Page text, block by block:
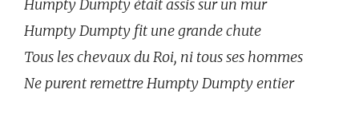
Humpty Dumpty était assis sur un mur
Humpty Dumpty fit une grande chute
Tous les chevaux du Roi, ni tous ses hommes
Ne purent remettre Humpty Dumpty entier